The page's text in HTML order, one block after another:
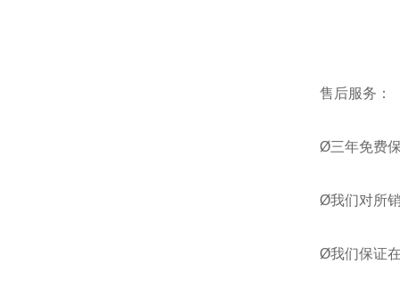
售后服务：
Ø三年免费
Ø我们对所
Ø我们保证